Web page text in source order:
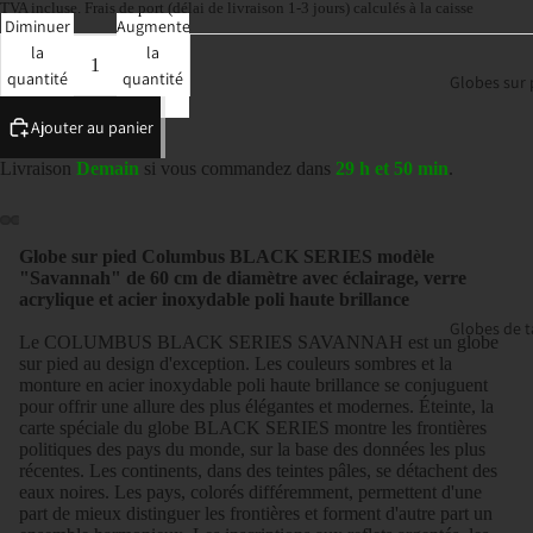
Globes sur
Globes de
TVA incluse. Frais de port (délai de livraison 1-3 jours) calculés à la caisse
Diminuer
la
quantité
Augmenter
la
quantité
Ajouter au panier
Livraison Demain si vous commandez dans 29 h et 50 min.
Globe sur pied Columbus BLACK SERIES modèle
"Savannah" de 60 cm de diamètre avec éclairage, verre
acrylique et acier inoxydable poli haute brillance
Le COLUMBUS BLACK SERIES SAVANNAH est un globe
sur pied au design d'exception. Les couleurs sombres et la
monture en acier inoxydable poli haute brillance se conjuguent
pour offrir une allure des plus élégantes et modernes. Éteinte, la
carte spéciale du globe BLACK SERIES montre les frontières
politiques des pays du monde, sur la base des données les plus
récentes. Les continents, dans des teintes pâles, se détachent des
eaux noires. Les pays, colorés différemment, permettent d'une
part de mieux distinguer les frontières et forment d'autre part un